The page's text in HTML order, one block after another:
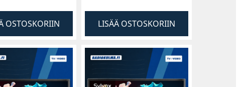
OSTOSKORIIN LISÄÄ OSTOSKORIIN